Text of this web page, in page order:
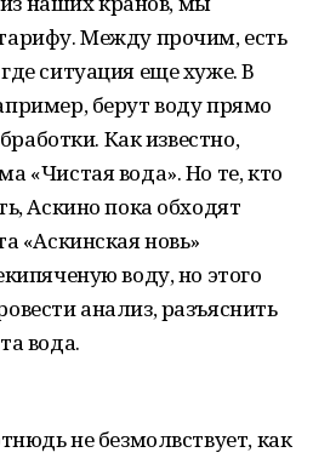
Между прочим, есть
ситуация еще хуже. В
берут воду прямо
Как известно,
«Чистая вода». Но те, кто
Аскино пока обходят
«Аскинская новь»
воду, но этого
анализ, разъяснить
вода.
не безмолвствует, как